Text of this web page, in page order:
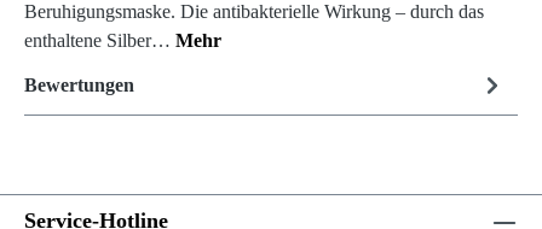
Beruhigungsmaske. Die antibakterielle Wirkung – durch das
enthaltene Silber… Mehr
Bewertungen
Service-Hotline